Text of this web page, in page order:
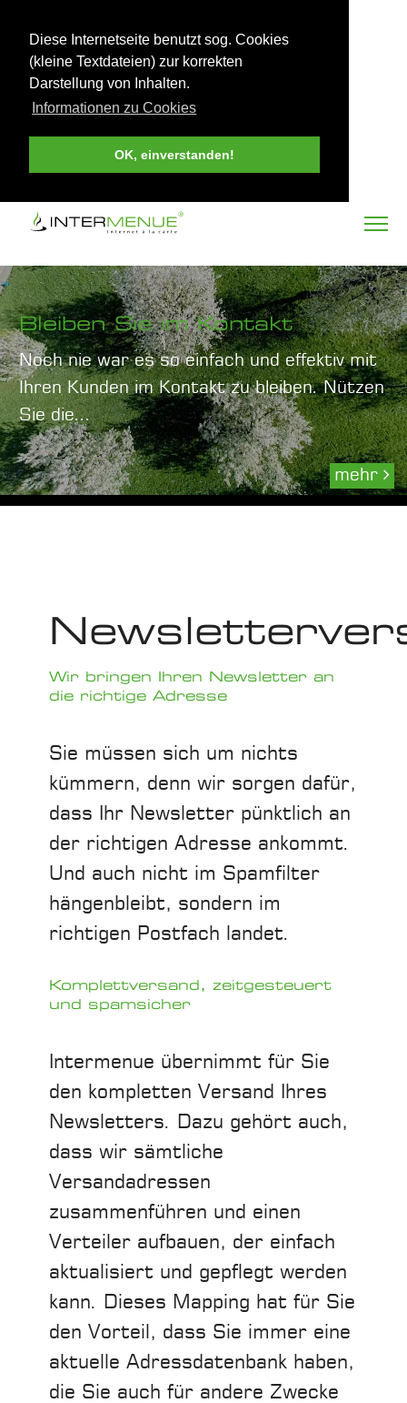
Diese Internetseite benutzt sog. Cookies
(kleine Textdateien) zur korrekten
Darstellung von Inhalten.
Informationen zu Cookies
OK, einverstanden!
Bleiben Sie im Kontakt
Noch nie war es so einfach und effektiv mit
Ihren Kunden im Kontakt zu bleiben. Nützen
Sie die...
mehr
Wir bringen Ihren Newsletter an
die richtige Adresse
Sie müssen sich um nichts
kümmern, denn wir sorgen dafür,
dass Ihr Newsletter pünktlich an
der richtigen Adresse ankommt.
Und auch nicht im Spamfilter
hängenbleibt, sondern im
richtigen Postfach landet.
Komplettversand, zeitgesteuert
und spamsicher
Intermenue übernimmt für Sie
den kompletten Versand Ihres
Newsletters. Dazu gehört auch,
dass wir sämtliche
Versandadressen
zusammenführen und einen
Verteiler aufbauen, der einfach
aktualisiert und gepflegt werden
kann. Dieses Mapping hat für Sie
den Vorteil, dass Sie immer eine
aktuelle Adressdatenbank haben,
die Sie auch für andere Zwecke